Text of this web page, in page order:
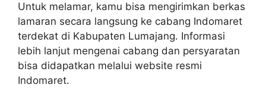
Untuk melamar, kamu bisa mengirimkan berkas
lamaran secara langsung ke cabang Indomaret
terdekat di Kabupaten Lumajang. Informasi
lebih lanjut mengenai cabang dan persyaratan
bisa didapatkan melalui website resmi
Indomaret.